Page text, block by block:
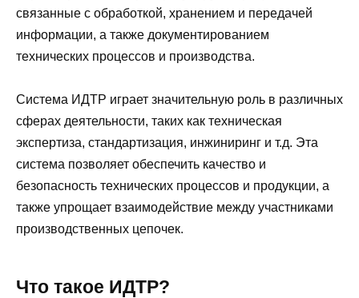
связанные с обработкой, хранением и передачей
информации, а также документированием
технических процессов и производства.
Система ИДТР играет значительную роль в различных
сферах деятельности, таких как техническая
экспертиза, стандартизация, инжиниринг и т.д. Эта
система позволяет обеспечить качество и
безопасность технических процессов и продукции, а
также упрощает взаимодействие между участниками
производственных цепочек.
Что такое ИДТР?